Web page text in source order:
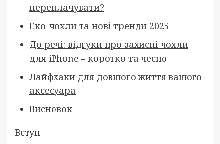
переплачувати?
Еко-чохли та нові тренди 2025
До речі: відгуки про захисні чохли
для iPhone – коротко та чесно
Лайфхаки для довшого життя вашого
аксесуара
Висновок
Вступ